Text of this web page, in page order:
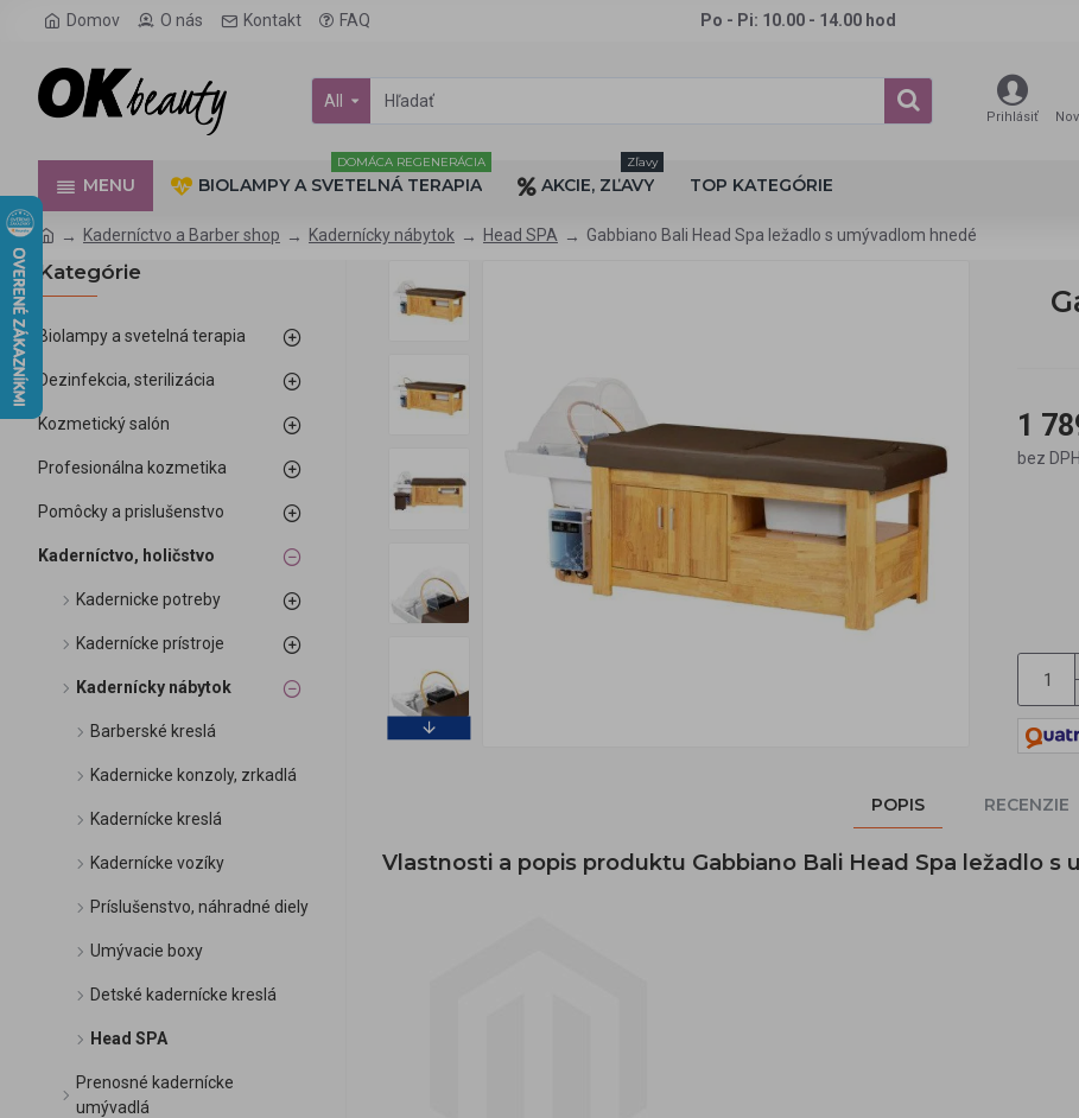
Domov O nás Kontakt FAQ Po - Pi: 10.00 - 14.00 hod
All
Prihlásiť
MENU BIOLAMPY A SVETELNÁ TERAPIA
DOMÁCA REGENERÁCIA
AKCIE, ZĽAVY
Zľavy
TOP KATEGÓRIE
Kaderníctvo a Barber shop Kadernícky nábytok Head SPA Gabbiano Bali Head Spa ležadlo s umývadlom hnedé
Kategórie
Biolampy a svetelná terapia
Dezinfekcia, sterilizácia
Kozmetický salón
Profesionálna kozmetika
Pomôcky a prislušenstvo
Kaderníctvo, holičstvo
Kadernicke potreby
Kadernícke prístroje
Kadernícky nábytok
Barberské kreslá
Kadernicke konzoly, zrkadlá
Kadernícke kreslá
Kadernícke vozíky
Príslušenstvo, náhradné diely
Umývacie boxy
Detské kadernícke kreslá
Head SPA
Prenosné kadernícke
umývadlá
1
bez
POPIS RECENZIE
Vlastnosti a popis produktu Gabbiano Bali Head Spa ležadlo s